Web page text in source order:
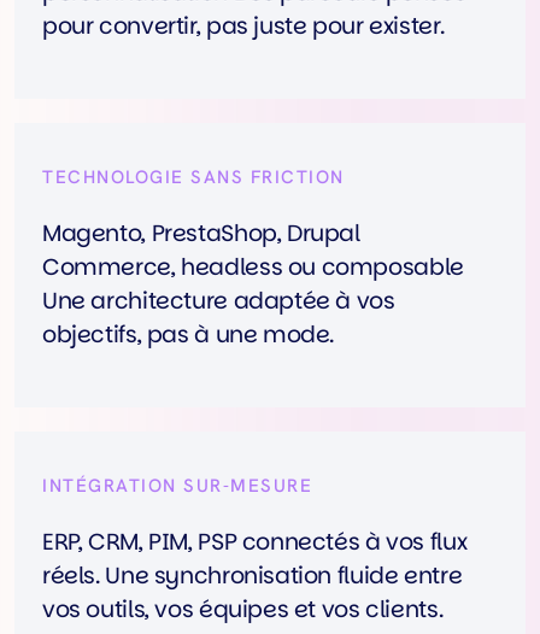
pour convertir, pas juste pour exister.
TECHNOLOGIE SANS FRICTION
Magento, PrestaShop, Drupal
Commerce, headless ou composable
Une architecture adaptée à vos
objectifs, pas à une mode.
INTÉGRATION SUR-MESURE
ERP, CRM, PIM, PSP connectés à vos flux
réels. Une synchronisation fluide entre
vos outils, vos équipes et vos clients.